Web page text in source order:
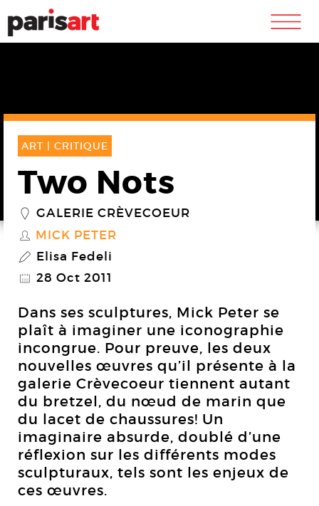
m
ART | CRITIQUE
Two Nots
_ GALERIE CRÈVECOEUR
S MICK PETER
P Elisa Fedeli
@ 28 Oct 2011
Dans ses sculptures, Mick Peter se
plaît à imaginer une iconographie
incongrue. Pour preuve, les deux
nouvelles œuvres qu’il présente à la
galerie Crèvecoeur tiennent autant
du bretzel, du nœud de marin que
du lacet de chaussures! Un
imaginaire absurde, doublé d’une
réflexion sur les différents modes
sculpturaux, tels sont les enjeux de
ces œuvres.